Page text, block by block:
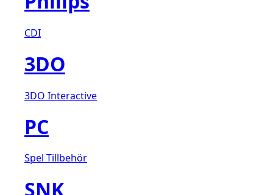
CDI
3DO
3DO Interactive
PC
Spel Tillbehör
SNK